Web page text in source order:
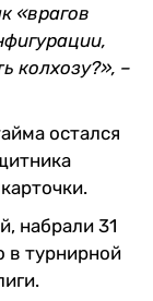
«врагов
колхозу?», –
остался
набрали 31
в турнирной